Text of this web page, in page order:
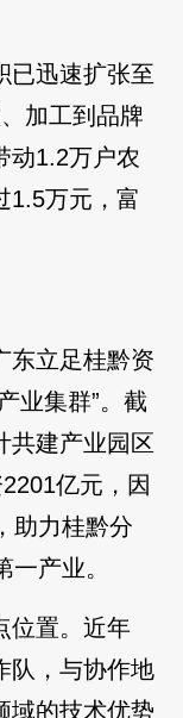
已迅速扩张至
加工到品牌
动1.2万户农
1.5万元，富
东立足桂黔资
业集群”。截
共建产业园区
亿元，因
助力桂黔分
产业。
位置。近年
队，与协作地
域的技术优势